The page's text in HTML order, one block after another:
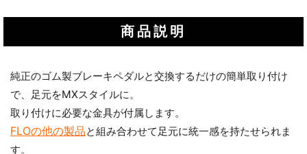
商品説明
純正のゴム製ブレーキペダルと交換するだけの簡単取り付け
で、足元をMXスタイルに。
取り付けに必要な金具が付属します。
FLOの他の製品と組み合わせて足元に統一感を持たせられま
す。